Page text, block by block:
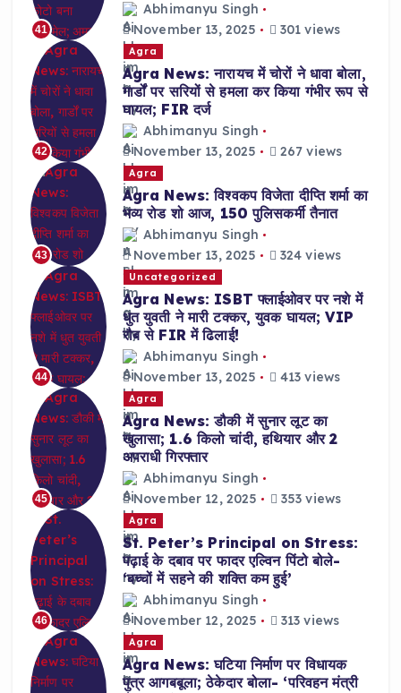
41
Abhimanyu Singh
November 13, 2025
301 views
42
Agra
Agra News: नारायच में चोरों ने धावा बोला,
गार्डों पर सरियों से हमला कर किया गंभीर रूप से
घायल; FIR दर्ज
Abhimanyu Singh
November 13, 2025
267 views
43
Agra
Agra News: विश्वकप विजेता दीप्ति शर्मा का
भव्य रोड शो आज, 150 पुलिसकर्मी तैनात
Abhimanyu Singh
November 13, 2025
324 views
44
Uncategorized
Agra News: ISBT फ्लाईओवर पर नशे में
धुत युवती ने मारी टक्कर, युवक घायल; VIP
रौब से FIR में ढिलाई!
Abhimanyu Singh
November 13, 2025
413 views
45
Agra
Agra News: डौकी में सुनार लूट का
खुलासा; 1.6 किलो चांदी, हथियार और 2
अपराधी गिरफ्तार
Abhimanyu Singh
November 12, 2025
353 views
46
Agra
St. Peter’s Principal on Stress:
पढ़ाई के दबाव पर फादर एल्विन पिंटो बोले-
‘बच्चों में सहने की शक्ति कम हुई’
Abhimanyu Singh
November 12, 2025
313 views
Agra
Agra News: घटिया निर्माण पर विधायक
पुत्र आगबबूला; ठेकेदार बोला- ‘परिवहन मंत्री